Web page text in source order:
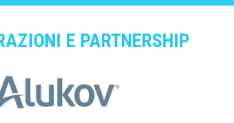
E PARTNERSHIP